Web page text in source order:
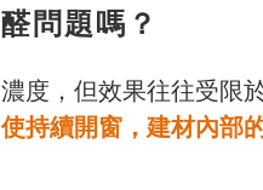
問題嗎？
度，但效果往往受
持續開窗，建材內部